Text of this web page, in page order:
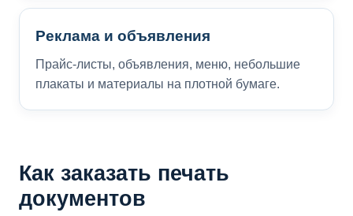
Реклама и объявления
Прайс-листы, объявления, меню, небольшие
плакаты и материалы на плотной бумаге.
Как заказать печать
документов